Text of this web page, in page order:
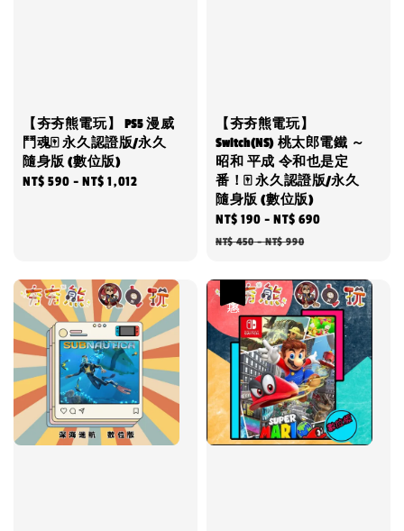
【夯夯熊電玩】 PS5 漫威
鬥魂🀄 永久認證版/永久
隨身版 (數位版)
Regular
NT$ 590 -NT$ 1,012
【夯夯熊電玩】
Switch(NS) 桃太郎電鐵 ～
昭和 平成 令和也是定
番！🀄 永久認證版/永久
隨身版 (數位版)
Sale
price
NT$ 190 -NT$ 690
NT$ 450-NT$ 990